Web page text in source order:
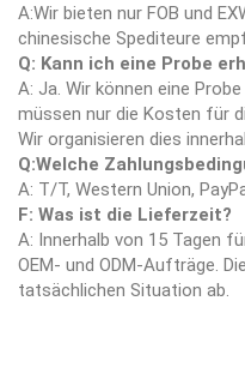
A:Wir bieten nur FOB und
chinesische Spediteure
Q: Kann ich eine Probe
A: Ja. Wir können eine
müssen nur die Kosten für
Wir organisieren dies
Q:Welche
A: T/T, Western Union,
F: Was ist die Lieferzeit?
A: Innerhalb von 15 Tagen
OEM- und ODM-Aufträge.
tatsächlichen Situation ab.